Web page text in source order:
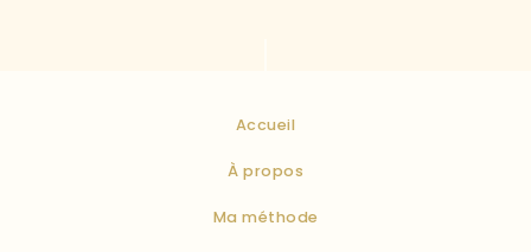
Accueil
À propos
Ma méthode